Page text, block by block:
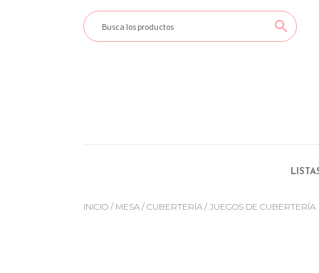
INICIO / MESA / CUBERTERÍA / JUEGOS DE CUBERTERÍA